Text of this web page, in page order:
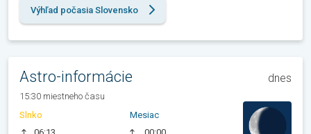
Výhľad počasia Slovensko
Astro-informácie dnes
15:30 miestneho času
Slnko
Mesiac